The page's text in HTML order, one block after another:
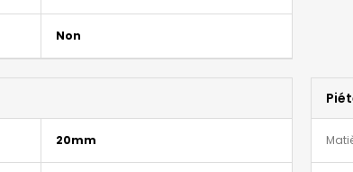
Non
20mm